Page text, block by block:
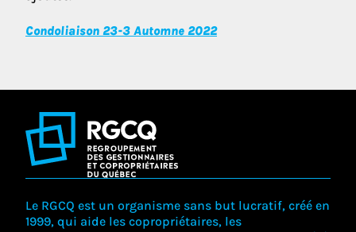
Condoliaison 23-3 Automne 2022
Le RGCQ est un organisme sans but lucratif, créé en
1999, qui aide les copropriétaires, les